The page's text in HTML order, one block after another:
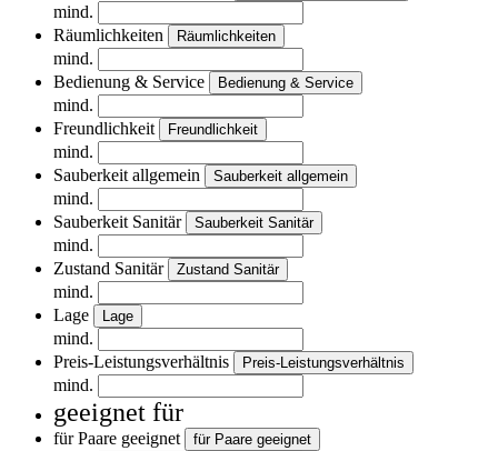
mind.
Räumlichkeiten
Räumlichkeiten
mind.
Bedienung & Service
Bedienung & Service
mind.
Freundlichkeit
Freundlichkeit
mind.
Sauberkeit allgemein
Sauberkeit allgemein
mind.
Sauberkeit Sanitär
Sauberkeit Sanitär
mind.
Zustand Sanitär
Zustand Sanitär
mind.
Lage
Lage
mind.
Preis-Leistungsverhältnis
Preis-Leistungsverhältnis
mind.
geeignet für
für Paare geeignet für Paare geeignet